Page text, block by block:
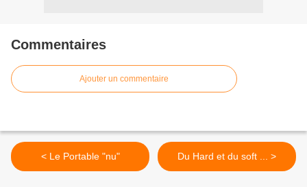
Commentaires
Ajouter un commentaire
< Le Portable "nu" Du Hard et du soft ... >